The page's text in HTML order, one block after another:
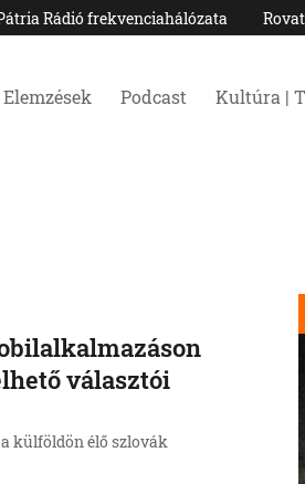
Rádió frekvenciahálózata
Elemzések Podcast Kultúra |
választói
külföldön élő szlovák